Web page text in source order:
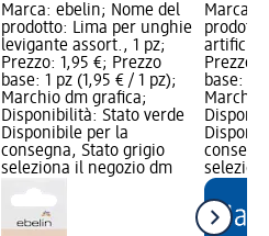
Marca: ebelin; Nome del
prodotto: Lima per unghie
levigante assort., 1 pz;
Prezzo: 1,95 €; Prezzo
base: 1 pz (1,95 € / 1 pz);
Marchio dm grafica;
Disponibilità: Stato verde
Disponibile per la
consegna, Stato grigio
seleziona il negozio dm
Marca:
Prezzo:
base: 1
Marchio